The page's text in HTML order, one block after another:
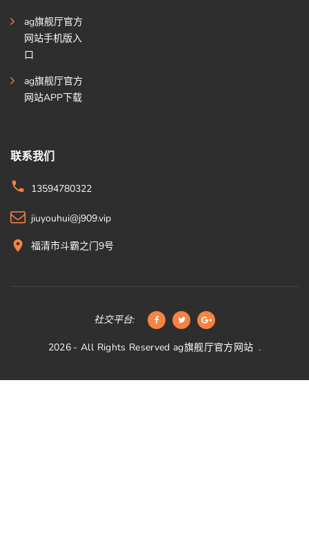
ag旗舰厅官方
网站手机版入
口
ag旗舰厅官方
网站APP下载
联系我们
13594780322
jiuyouhui@j909.vip
福清市斗霸之门9号
社交平台:
2026 - All Rights Reservedag旗舰厅官方网站 .